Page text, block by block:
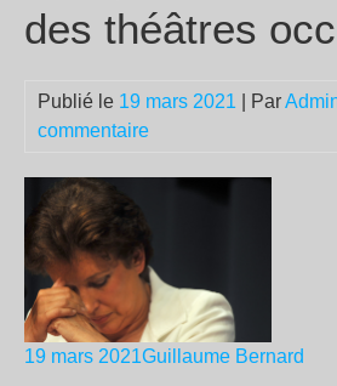
des théâtres
Publié le 19 mars 2021 | Par
commentaire
19 mars 2021Guillaume Bernard